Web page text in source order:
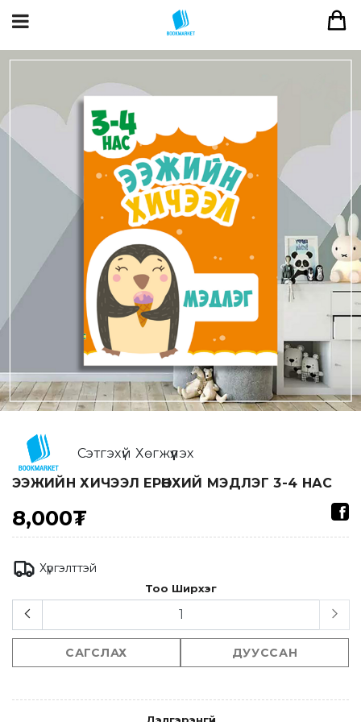
Сэтгэхүй Хөгжүүлэх
ЭЭЖИЙН ХИЧЭЭЛ ЕРӨНХИЙ МЭДЛЭГ 3-4 НАС
8,000₮
Хүргэлттэй
Тоо Ширхэг
САГСЛАХ ДУУССАН
Дэлгэрэнгүй